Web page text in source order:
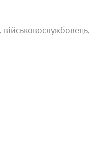
, військовослужбовець,